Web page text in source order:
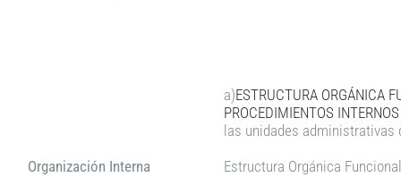
Organización Interna
a)ESTRUCTURA ORGÁNICA
PROCEDIMIENTOS
las unidades
Estructura Orgánica